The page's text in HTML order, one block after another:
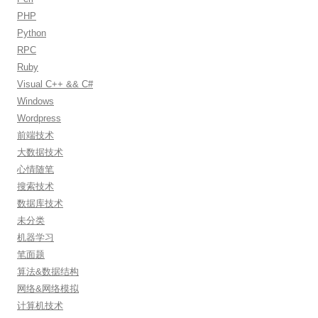
PHP
Python
RPC
Ruby
Visual C++ && C#
Windows
Wordpress
前端技术
大数据技术
心情随笔
搜索技术
数据库技术
未分类
机器学习
笔面题
算法&数据结构
网络&网络模拟
计算机技术